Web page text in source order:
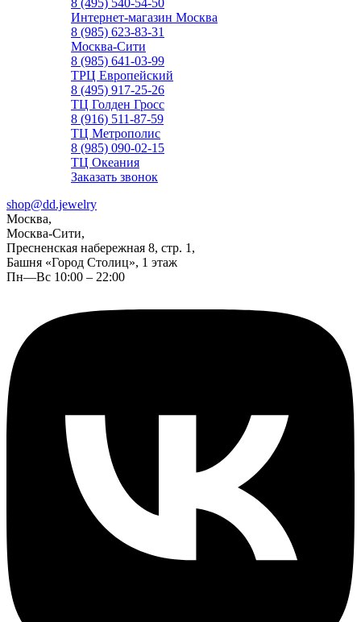
8 (495) 540-54-50
Интернет-магазин Москва
8 (985) 623-83-31
Москва-Сити
8 (985) 641-03-99
ТРЦ Европейский
8 (495) 917-25-26
ТЦ Голден Гросс
8 (916) 511-87-59
ТЦ Метрополис
8 (985) 090-02-15
ТЦ Океания
Заказать звонок
shop@dd.jewelry
Москва,
Москва-Сити,
Пресненская набережная 8, стр. 1,
Башня «Город Столиц», 1 этаж
Пн—Вс 10:00 – 22:00